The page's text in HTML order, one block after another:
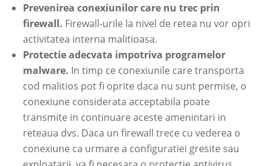
Prevenirea conexiunilor care nu trec prin
firewall. Firewall-urile la nivel de retea nu vor opri
activitatea interna malitioasa.
Protectie adecvata impotriva programelor
malware. In timp ce conexiunile care transporta
cod malitios pot fi oprite daca nu sunt permise, o
conexiune considerata acceptabila poate
transmite in continuare aceste amenintari in
reteaua dvs. Daca un firewall trece cu vederea o
conexiune ca urmare a configuratiei gresite sau